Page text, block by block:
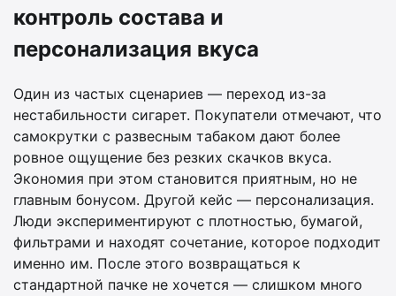
контроль состава и
персонализация вкуса
Один из частых сценариев — переход из-за
нестабильности сигарет. Покупатели отмечают, что
самокрутки с развесным табаком дают более
ровное ощущение без резких скачков вкуса.
Экономия при этом становится приятным, но не
главным бонусом. Другой кейс — персонализация.
Люди экспериментируют с плотностью, бумагой,
фильтрами и находят сочетание, которое подходит
именно им. После этого возвращаться к
стандартной пачке не хочется — слишком много